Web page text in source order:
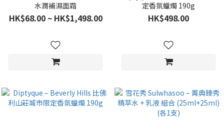
水潤補濕面霜
HK$68.00 ~ HK$1,498.00
定香氛蠟燭 190g
HK$498.00